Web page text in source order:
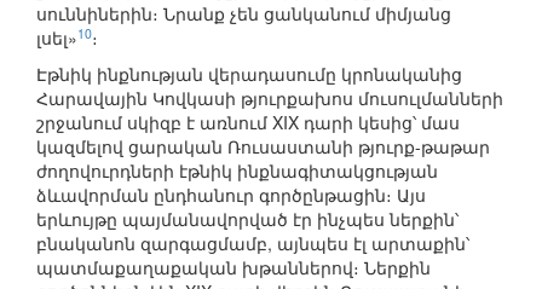
սուննիներին։ Նրանք չեն ցանկանում միմյանց
լսել»10։
Էթնիկ ինքնության վերադասումը կրոնականից
Հարավային Կովկասի թյուրքախոս մուսուլմանների
շրջանում սկիզբ է առնում XIX դարի կեսից՝ մաս
կազմելով ցարական Ռուսաստանի թյուրք-թաթար
ժողովուրդների էթնիկ ինքնագիտակցության
ձևավորման ընդհանուր գործընթացին։ Այս
երևույթը պայմանավորված էր ինչպես ներքին՝
բնականոն զարգացմամբ, այնպես էլ արտաքին՝
պատմաքաղաքական խթաններով։ Ներքին